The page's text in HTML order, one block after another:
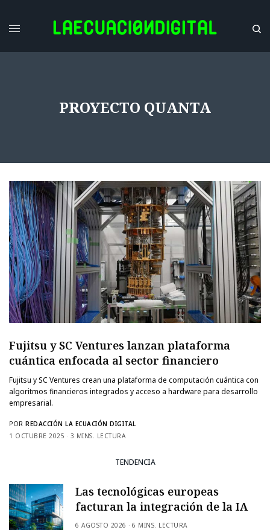
PROYECTO QUANTA
Fujitsu y SC Ventures lanzan plataforma
cuántica enfocada al sector financiero
Fujitsu y SC Ventures crean una plataforma de computación cuántica con
algoritmos financieros integrados y acceso a hardware para desarrollo
empresarial.
POR REDACCIÓN LA ECUACIÓN DIGITAL
1 OCTUBRE 2025
3 MINS. LECTURA
TENDENCIA
Las tecnológicas europeas
facturan la integración de la IA
6 AGOSTO 2026 6 MINS. LECTURA